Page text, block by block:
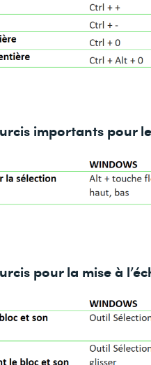
importants pour
pour la mise à